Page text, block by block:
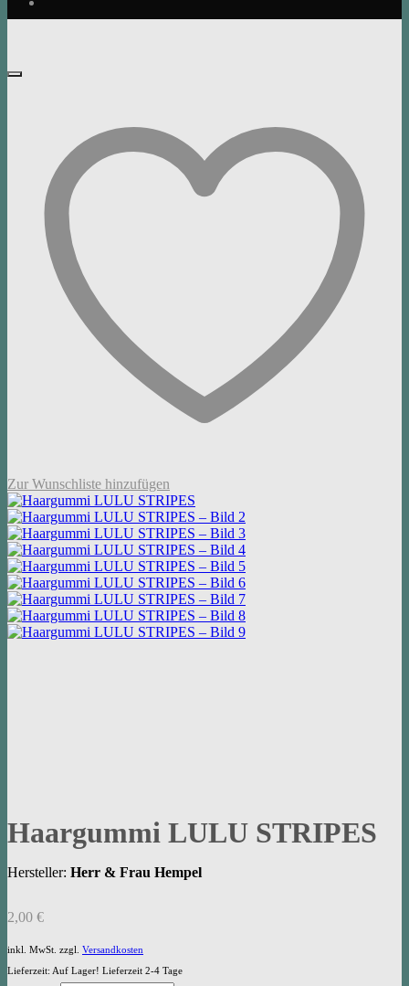
Zur Wunschliste hinzufügen
Haargummi LULU STRIPES
Hersteller: Herr & Frau Hempel
2,00 €
inkl. MwSt. zzgl. Versandkosten
Lieferzeit: Auf Lager! Lieferzeit 2-4 Tage